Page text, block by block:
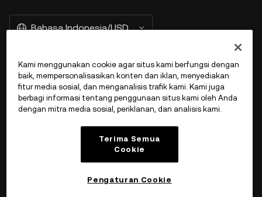
Bahasa Indonesia/USD
More about OKX Wallet
Product
Kami menggunakan cookie agar situs kami berfungsi dengan
baik, mempersonalisasikan konten dan iklan, menyediakan
fitur media sosial, dan menganalisis trafik kami. Kami juga
berbagi informasi tentang penggunaan situs kami oleh Anda
dengan mitra media sosial, periklanan, dan analisis kami.
Terima Semua
Cookie
Pengaturan Cookie